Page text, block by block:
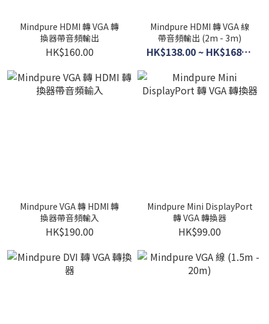
Mindpure HDMI 轉 VGA 轉
換器帶音頻輸出
HK$160.00
Mindpure HDMI 轉 VGA 線
帶音頻輸出 (2m - 3m)
HK$138.00 ~ HK$168.00
Mindpure VGA 轉 HDMI 轉
換器帶音頻輸入
HK$190.00
Mindpure Mini DisplayPort
轉 VGA 轉換器
HK$99.00